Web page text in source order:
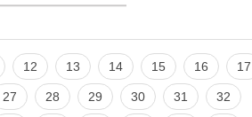
12 13 14 15 16 17
27 28 29 30 31 32